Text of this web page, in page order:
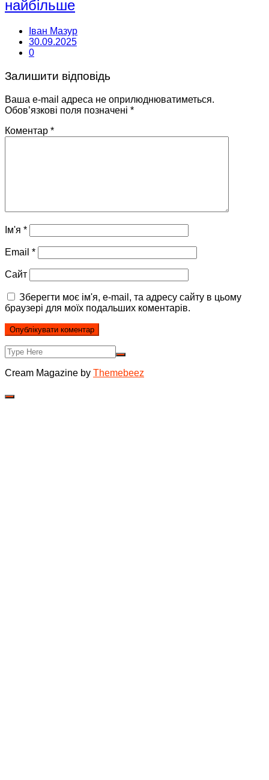
найбільше
Іван Мазур
30.09.2025
0
Залишити відповідь
Ваша e-mail адреса не оприлюднюватиметься.
Обов’язкові поля позначені *
Коментар *
Ім'я *
Email *
Сайт
Зберегти моє ім'я, e-mail, та адресу сайту в цьому
браузері для моїх подальших коментарів.
Cream Magazine by Themebeez